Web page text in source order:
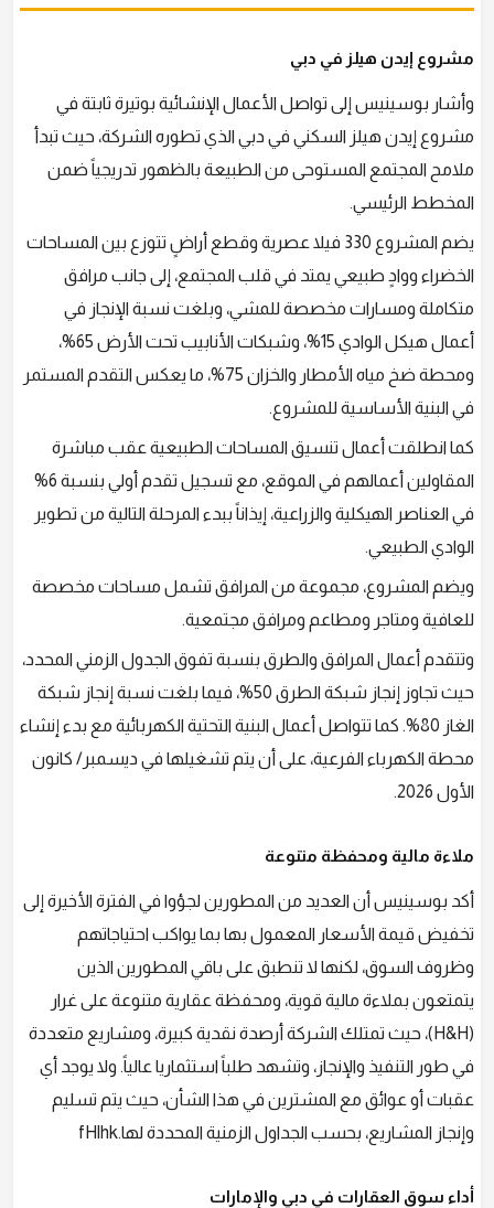
مشروع إيدن هيلز في دبي
وأشار بوسينيس إلى تواصل الأعمال الإنشائية بوتيرة ثابتة في
مشروع إيدن هيلز السكني في دبي الذي تطوره الشركة، حيث تبدأ
ملامح المجتمع المستوحى من الطبيعة بالظهور تدريجياً ضمن
المخطط الرئيسي.
يضم المشروع 330 فيلا عصرية وقطع أراضٍ تتوزع بين المساحات
الخضراء ووادٍ طبيعي يمتد في قلب المجتمع، إلى جانب مرافق
متكاملة ومسارات مخصصة للمشي، وبلغت نسبة الإنجاز في
أعمال هيكل الوادي 15%، وشبكات الأنابيب تحت الأرض 65%،
ومحطة ضخ مياه الأمطار والخزان 75%، ما يعكس التقدم المستمر
في البنية الأساسية للمشروع.
كما انطلقت أعمال تنسيق المساحات الطبيعية عقب مباشرة
المقاولين أعمالهم في الموقع، مع تسجيل تقدم أولي بنسبة 6%
في العناصر الهيكلية والزراعية، إيذاناً ببدء المرحلة التالية من تطوير
الوادي الطبيعي.
ويضم المشروع، مجموعة من المرافق تشمل مساحات مخصصة
للعافية ومتاجر ومطاعم ومرافق مجتمعية.
وتتقدم أعمال المرافق والطرق بنسبة تفوق الجدول الزمني المحدد،
حيث تجاوز إنجاز شبكة الطرق 50%، فيما بلغت نسبة إنجاز شبكة
الغاز 80%. كما تتواصل أعمال البنية التحتية الكهربائية مع بدء إنشاء
محطة الكهرباء الفرعية، على أن يتم تشغيلها في ديسمبر/ كانون
الأول 2026.
ملاءة مالية ومحفظة متنوعة
أكد بوسينيس أن العديد من المطورين لجؤوا في الفترة الأخيرة إلى
تخفيض قيمة الأسعار المعمول بها بما يواكب احتياجاتهم
وظروف السوق، لكنها لا تنطبق على باقي المطورين الذين
يتمتعون بملاءة مالية قوية، ومحفظة عقارية متنوعة على غرار
(H&H)، حيث تمتلك الشركة أرصدة نقدية كبيرة، ومشاريع متعددة
في طور التنفيذ والإنجاز، وتشهد طلباً استثماريا عالياً. ولا يوجد أي
عقبات أو عوائق مع المشترين في هذا الشأن، حيث يتم تسليم
وإنجاز المشاريع، بحسب الجداول الزمنية المحددة لها.fHlhk
أداء سوق العقارات في دبي والإمارات